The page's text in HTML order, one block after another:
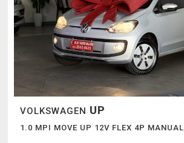
VOLKSWAGEN UP
1.0 MPI MOVE UP 12V FLEX 4P MANUAL